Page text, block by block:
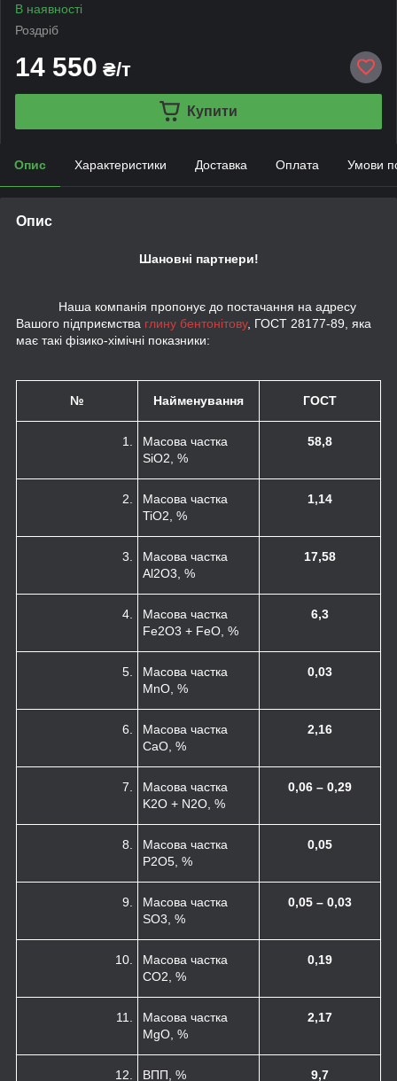
В наявності
Роздріб
14 550 ₴/т
Купити
Опис Характеристики Доставка Оплата Умови
Опис
Шановні партнери!
Наша компанія пропонує до постачання на адресу
Вашого підприємства глину бентонітову, ГОСТ 28177-89, яка
має такі фізико-хімічні показники:
№ Найменування ГОСТ
1.
Масова частка
SiO2 , %
58,8
2.
Масова частка
TiO2 , %
1,14
3.
Масова частка
Al2O3 , %
17,58
4.
Масова частка
Fe2O3 + FeO, %
6,3
5.
Масова частка
MnO, %
0,03
6.
Масова частка
CaO, %
2,16
7.
Масова частка
K2O + N2O, %
0,06 – 0,29
8.
Масова частка
P2O5 , %
0,05
9.
Масова частка
SO3 , %
0,05 – 0,03
10.
Масова частка
CO2 , %
0,19
11.
Масова частка
MgO, %
2,17
12. ВПП, % 9,7